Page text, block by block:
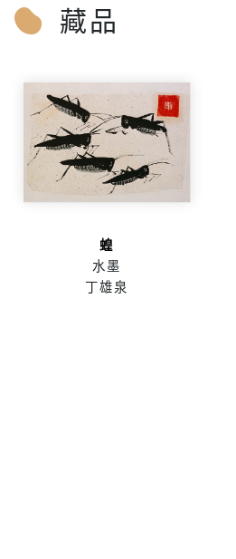
藏品
蝗
水墨
丁雄泉